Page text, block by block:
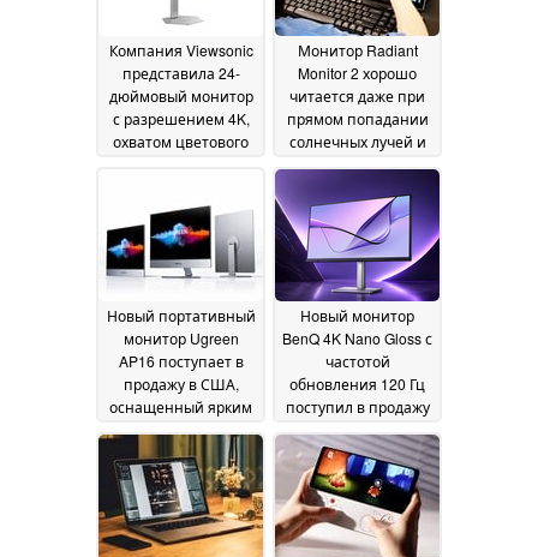
Компания Viewsonic
представила 24-
дюймовый монитор
с разрешением 4K,
охватом цветового
обновления 160 Гц22
June 2026
Монитор Radiant
Monitor 2 хорошо
читается даже при
прямом попадании
солнечных лучей и
Новый портативный
монитор Ugreen
AP16 поступает в
продажу в США,
оснащенный ярким
разрешением 2,5K и
частотой
обновления 165 Гц, а
также магнитной
подставкой12 June
Новый монитор
BenQ 4K Nano Gloss с
частотой
обновления 120 Гц
поступил в продажу
10 June 2026